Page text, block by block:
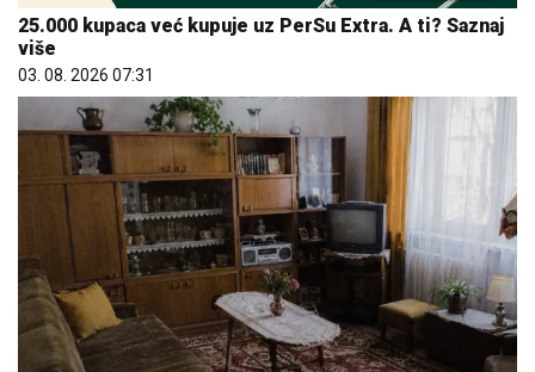
25.000 kupaca već kupuje uz PerSu Extra. A ti? Saznaj
više
03. 08. 2026 07:31